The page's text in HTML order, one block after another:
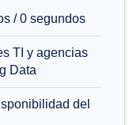
/ 0 segundos
TI y agencias
Data
del